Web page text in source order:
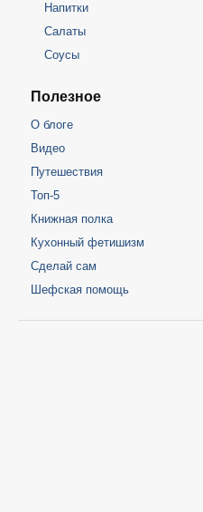
Напитки
Салаты
Соусы
Полезное
О блоге
Видео
Путешествия
Топ-5
Книжная полка
Кухонный фетишизм
Сделай сам
Шефская помощь